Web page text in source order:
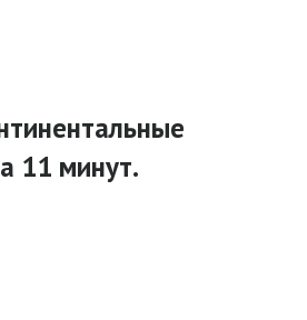
11 минут.